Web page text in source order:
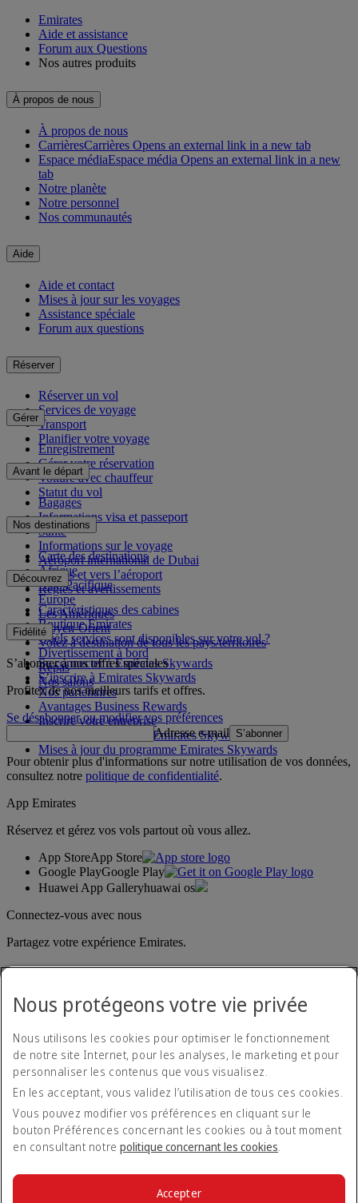
Emirates
Aide et assistance
Forum aux Questions
Nos autres produits
À propos de nous
À propos de nous
CarrièresCarrières Opens an external link in a new tab
Espace médiaEspace média Opens an external link in a new
tab
Notre planète
Notre personnel
Nos communautés
Aide
Aide et contact
Mises à jour sur les voyages
Assistance spéciale
Forum aux questions
Réserver
Réserver un vol
Services de voyage
Transport
Planifier votre voyage
Gérer
Enregistrement
Gérer votre réservation
Voiture avec chauffeur
Statut du vol
Avant le départ
Bagages
Informations visa et passeport
Santé
Informations sur le voyage
Aéroport international de Dubai
Depuis et vers l’aéroport
Règles et avertissements
Nos destinations
Carte des destinations
Afrique
Asie-Pacifique
Europe
Les Amériques
Moyen-Orient
Volez à destination de tous les pays/territoires
Découvrez
Caractéristiques des cabines
Boutique Emirates
Quels services sont disponibles sur votre vol ?
Divertissement à bord
Repas
Nos salons
Fidélité
Se connecter à Emirates Skywards
S’inscrire à Emirates Skywards
Nos partenaires
Avantages Business Rewards
Inscrire votre entreprise
Règles du programme Emirates Skywards
Mises à jour du programme Emirates Skywards
S’abonner à nos offres spéciales
Profitez de nos meilleurs tarifs et offres.
Se désabonner ou modifier vos préférences
Adresse e-mail S’abonner
Pour obtenir plus d'informations sur notre utilisation de vos données,
consultez notre politique de confidentialité.
App Emirates
Réservez et gérez vos vols partout où vous allez.
App StoreApp Store
Google PlayGoogle Play
Huawei App Galleryhuawai os
Connectez-vous avec nous
Partagez votre expérience Emirates.
Déclaration d'accessibilité
Nous contacter
Politique de confidentialité
Conditions générales
Politique en matière de cookies
Cyber-sécurité
Nous protégeons votre vie privée
Nous utilisons les cookies pour optimiser le fonctionnement
de notre site Internet, pour les analyses, le marketing et pour
personnaliser les contenus que vous visualisez.
En les acceptant, vous validez l’utilisation de tous ces cookies.
Vous pouvez modifier vos préférences en cliquant sur le
bouton Préférences concernant les cookies ou à tout moment
en consultant notrepolitique concernant les cookies.
Accepter